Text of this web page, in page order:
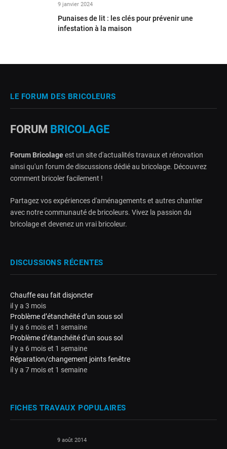
9 janvier 2024
Punaises de lit : les clés pour prévenir une
infestation à la maison
LE FORUM DES BRICOLEURS
FORUM BRICOLAGE
Forum Bricolageest un site d'actualités travaux et rénovation
ainsi qu'un forum de discussions dédié au bricolage. Découvrez
comment bricoler facilement !
Partagez vos expériences d'aménagements et autres chantier
avec notre communauté de bricoleurs. Vivez la passion du
bricolage et devenez un vrai bricoleur.
DISCUSSIONS RÉCENTES
Chauffe eau fait disjoncter
il y a 3 mois
Problème d’étanchéité d’un sous sol
il y a 6 mois et 1 semaine
Problème d’étanchéité d’un sous sol
il y a 6 mois et 1 semaine
Réparation/changement joints fenêtre
il y a 7 mois et 1 semaine
FICHES TRAVAUX POPULAIRES
9 août 2014